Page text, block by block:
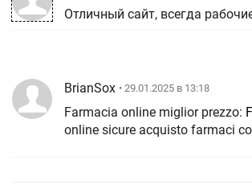
Отличный сайт, всегда
BrianSox • 29.01.2025 в 13:18
Farmacia online miglior prezzo:
online sicure acquisto